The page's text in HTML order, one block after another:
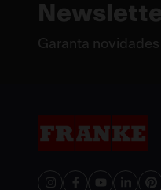
Garanta